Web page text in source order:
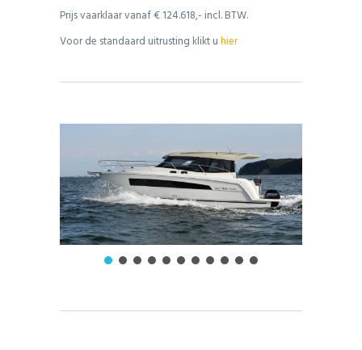
Prijs vaarklaar vanaf € 124.618,- incl. BTW.
Voor de standaard uitrusting klikt uhier